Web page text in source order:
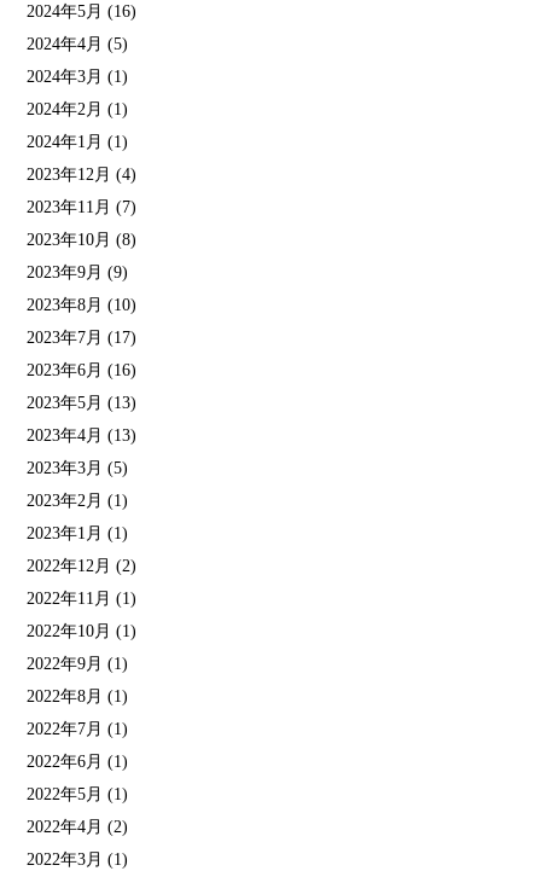
2024年5月 (16)
2024年4月 (5)
2024年3月 (1)
2024年2月 (1)
2024年1月 (1)
2023年12月 (4)
2023年11月 (7)
2023年10月 (8)
2023年9月 (9)
2023年8月 (10)
2023年7月 (17)
2023年6月 (16)
2023年5月 (13)
2023年4月 (13)
2023年3月 (5)
2023年2月 (1)
2023年1月 (1)
2022年12月 (2)
2022年11月 (1)
2022年10月 (1)
2022年9月 (1)
2022年8月 (1)
2022年7月 (1)
2022年6月 (1)
2022年5月 (1)
2022年4月 (2)
2022年3月 (1)